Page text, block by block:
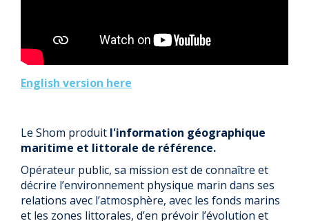
English version here
Le Shom produit l'information géographique
maritime et littorale de référence.
Opérateur public, sa mission est de connaître et
décrire l’environnement physique marin dans ses
relations avec l’atmosphère, avec les fonds marins
et les zones littorales, d’en prévoir l’évolution et